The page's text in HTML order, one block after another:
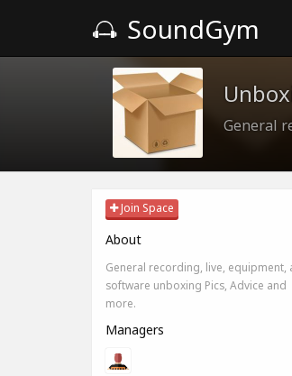
SoundGym
General
Join Space
About
General recording, live, equipment,
software unboxing Pics, Advice and
more.
Managers